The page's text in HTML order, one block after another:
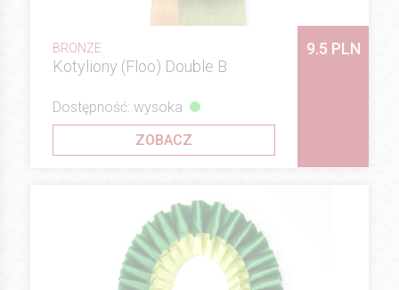
BRONZE
Kotyliony (Floo) Double B
9.5 PLN
Dostępność: wysoka
ZOBACZ